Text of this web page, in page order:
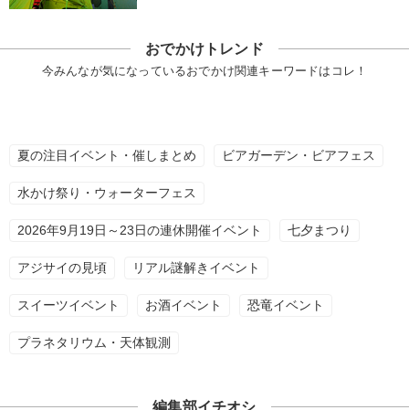
おでかけトレンド
今みんなが気になっているおでかけ関連キーワードはコレ！
夏の注目イベント・催しまとめ ビアガーデン・ビアフェス
水かけ祭り・ウォーターフェス
2026年9月19日～23日の連休開催イベント 七夕まつり
アジサイの見頃 リアル謎解きイベント
スイーツイベント お酒イベント 恐竜イベント
プラネタリウム・天体観測